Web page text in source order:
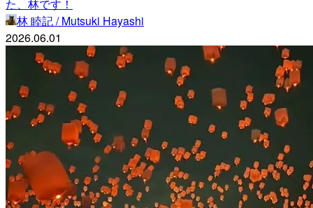
た、林です！
林 睦記 / Mutsuki Hayashi
2026.06.01